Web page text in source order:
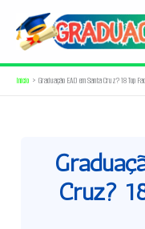
para
conteúdo
Início Graduação EAD em Santa Cruz? 18 Top
Cruz?